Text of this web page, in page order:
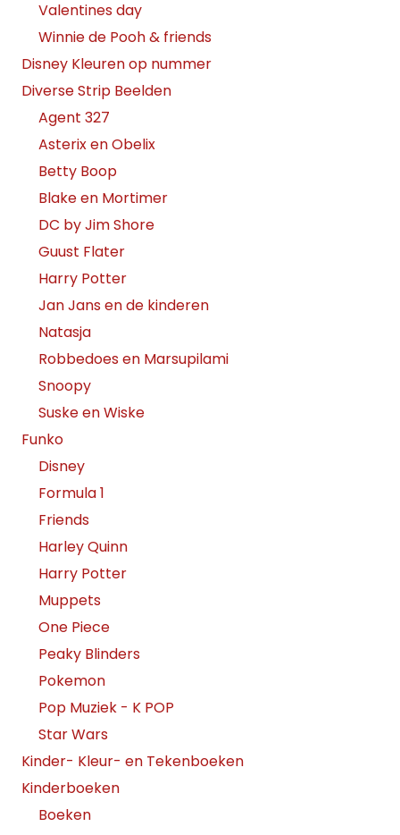
Valentines day
Winnie de Pooh & friends
Disney Kleuren op nummer
Diverse Strip Beelden
Agent 327
Asterix en Obelix
Betty Boop
Blake en Mortimer
DC by Jim Shore
Guust Flater
Harry Potter
Jan Jans en de kinderen
Natasja
Robbedoes en Marsupilami
Snoopy
Suske en Wiske
Funko
Disney
Formula 1
Friends
Harley Quinn
Harry Potter
Muppets
One Piece
Peaky Blinders
Pokemon
Pop Muziek - K POP
Star Wars
Kinder- Kleur- en Tekenboeken
Kinderboeken
Boeken